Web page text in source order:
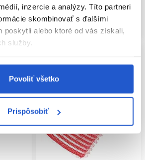
inzercie a analýzy. Títo partneri
skombinovať s ďalšími
poskytli alebo ktoré od vás získali,
služby.
Povoliť všetko
Prispôsobiť
Mám záujem